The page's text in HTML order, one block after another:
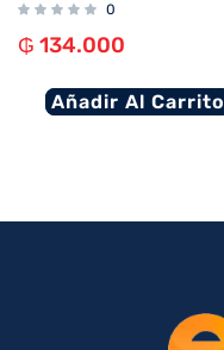
0
₲ 134.000
Añadir Al Carrito